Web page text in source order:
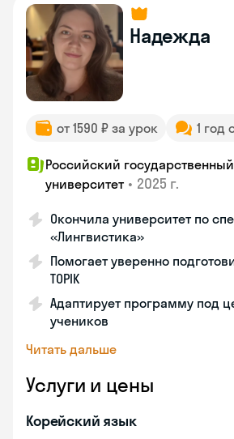
Надежда
от 1590 ₽ за урок 1 год
Российский
университет • 2025 г.
Окончила университет по
«Лингвистика»
Помогает уверенно
TOPIK
Адаптирует программу под
учеников
Читать дальше
Услуги и цены
Корейский язык